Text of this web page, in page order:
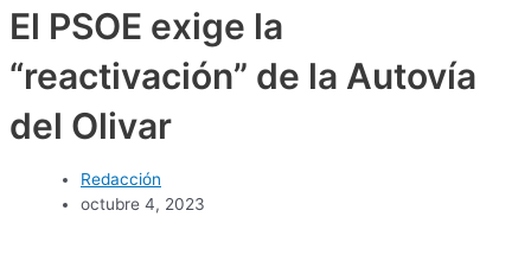
El PSOE exige la
“reactivación” de la Autovía
del Olivar
Redacción
octubre 4, 2023